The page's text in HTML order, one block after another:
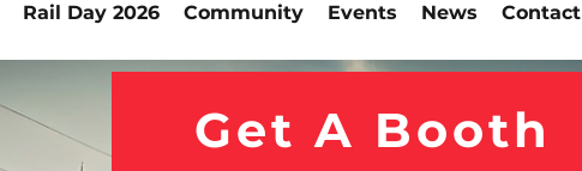
Rail Day 2026 Community Events News Contact
Get A Booth